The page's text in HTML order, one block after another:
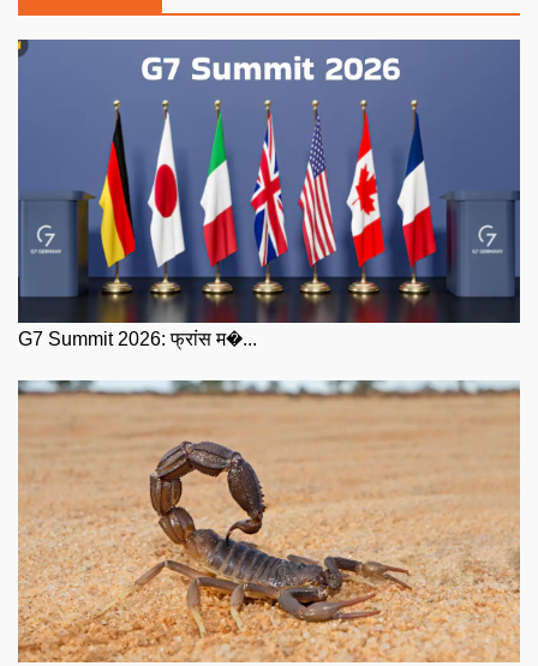
G7 Summit 2026: फ्रांस म�...